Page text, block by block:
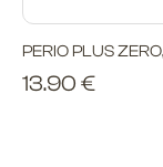
PERIO PLUS
13.90 €